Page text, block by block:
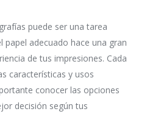
puede ser una tarea
papel adecuado hace una gran
de tus impresiones. Cada
características y usos
conocer las opciones
decisión según tus